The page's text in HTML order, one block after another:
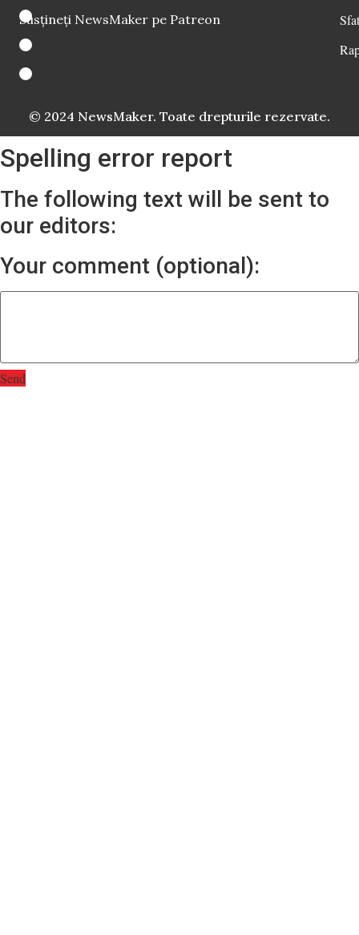
Susțineți NewsMaker pe Patreon
© 2024 NewsMaker. Toate drepturile rezervate.
Spelling error report
The following text will be sent to
our editors:
Your comment (optional):
Send